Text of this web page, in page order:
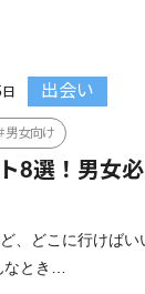
出会い
男女向け
8選！男女
、どこに行けば
なとき…